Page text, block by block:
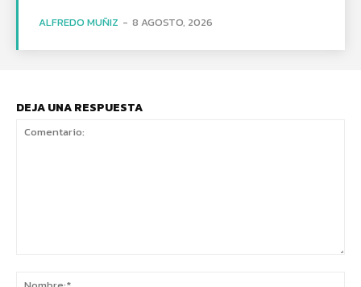
ALFREDO MUÑIZ - 8 AGOSTO, 2026
DEJA UNA RESPUESTA